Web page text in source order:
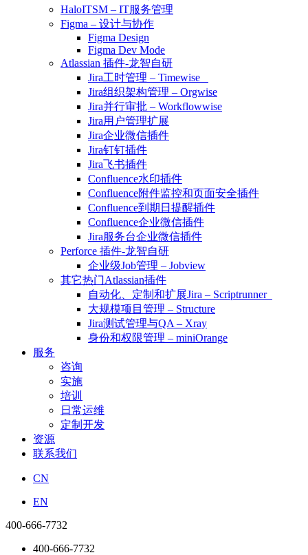
HaloITSM – IT服务管理
Figma – 设计与协作
Figma Design
Figma Dev Mode
Atlassian 插件-龙智自研
Jira工时管理 – Timewise
Jira组织架构管理 – Orgwise
Jira并行审批 – Workflowwise
Jira用户管理扩展
Jira企业微信插件
Jira钉钉插件
Jira飞书插件
Confluence水印插件
Confluence附件监控和页面安全插件
Confluence到期日提醒插件
Confluence企业微信插件
Jira服务台企业微信插件
Perforce 插件-龙智自研
企业级Job管理 – Jobview
其它热门Atlassian插件
自动化、定制和扩展Jira – Scriptrunner
大规模项目管理 – Structure
Jira测试管理与QA – Xray
身份和权限管理 – miniOrange
服务
咨询
实施
培训
日常运维
定制开发
资源
联系我们
CN
EN
400-666-7732
400-666-7732